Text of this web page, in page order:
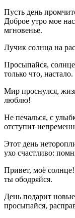
Пусть день
Доброе утро мое
мгновенье.
Лучик солнца на
Просыпайся,
только что,
Мир проснулся,
люблю!
Не печалься, с
отступит
Этот день
ухо счастливо:
Привет, моё
ты ободряйся.
День подарит
просыпайся,